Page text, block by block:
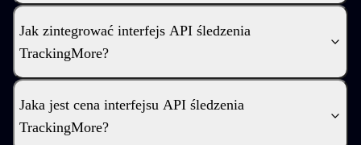
Jak zintegrować interfejs API śledzenia
TrackingMore?
Jaka jest cena interfejsu API śledzenia
TrackingMore?